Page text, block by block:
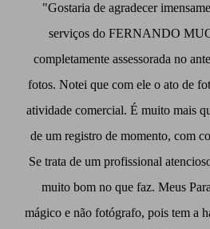
"Gostaria de agradecer
serviços do FERNANDO
completamente assessorada no
fotos. Notei que com ele o ato de
atividade comercial. É muito mais
de um registro de momento, com
Se trata de um profissional
muito bom no que faz. Meus
mágico e não fotógrafo, pois tem a